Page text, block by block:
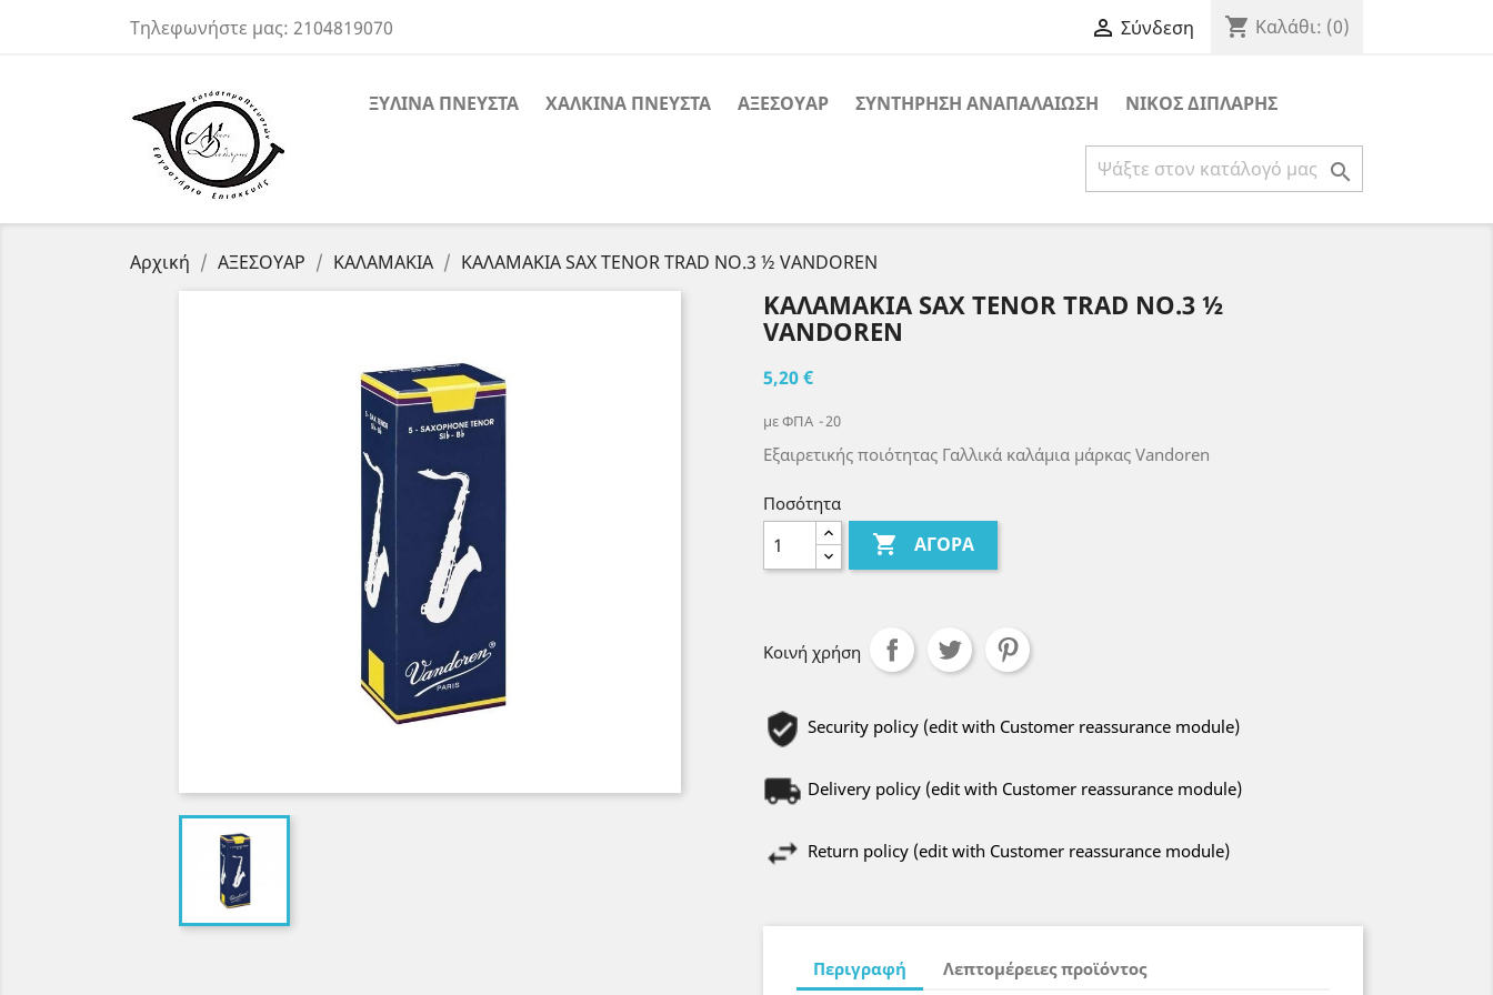
Τηλεφωνήστε μας: 2104819070  Σύνδεση shopping_cart Καλάθι: (0)
ΞΥΛΙΝΑ ΠΝΕΥΣΤΑ ΧΑΛΚΙΝΑ ΠΝΕΥΣΤΑ ΑΞΕΣΟΥΑΡ ΣΥΝΤΗΡΗΣΗ ΑΝΑΠΑΛΑΙΩΣΗ ΝΙΚΟΣ ΔΙΠΛΑΡΗΣ

Αρχική ΑΞΕΣΟΥΑΡ ΚΑΛΑΜΑΚΙΑ ΚΑΛΑΜΑΚΙΑ SAX TENOR TRAD NO.3 ½ VANDOREN
ΚΑΛΑΜΑΚΙΑ SAX TENOR TRAD NO.3 ½
VANDOREN
5,20 €
με ΦΠΑ 20
Εξαιρετικής ποιότητας Γαλλικά καλάμια μάρκας Vandoren
Ποσότητα
 ΑΓΟΡΆ
Κοινή χρήση
Security policy (edit with Customer reassurance module)
Delivery policy (edit with Customer reassurance module)
Return policy (edit with Customer reassurance module)
Περιγραφή Λεπτομέρειες προϊόντος